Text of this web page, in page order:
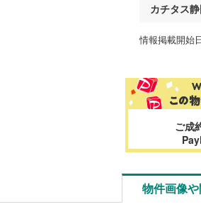
カチタス
情報掲載開始
ご成
物件画像